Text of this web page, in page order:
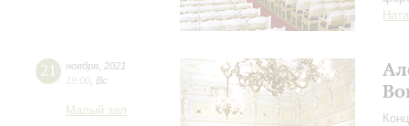
21 ноября 2021
19:00 Вс
Малый зал